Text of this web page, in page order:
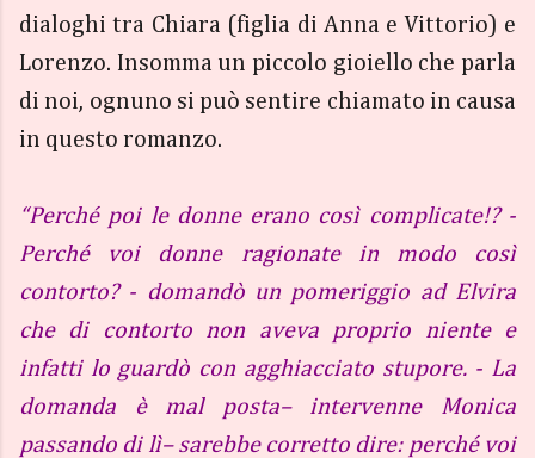
dialoghi tra Chiara (figlia di Anna e Vittorio) e
Lorenzo. Insomma un piccolo gioiello che parla
di noi, ognuno si può sentire chiamato in causa
in questo romanzo.
“Perché poi le donne erano così complicate!? -
Perché voi donne ragionate in modo così
contorto? - domandò un pomeriggio ad Elvira
che di contorto non aveva proprio niente e
infatti lo guardò con agghiacciato stupore. - La
domanda è mal posta– intervenne Monica
passando di lì– sarebbe corretto dire: perché voi